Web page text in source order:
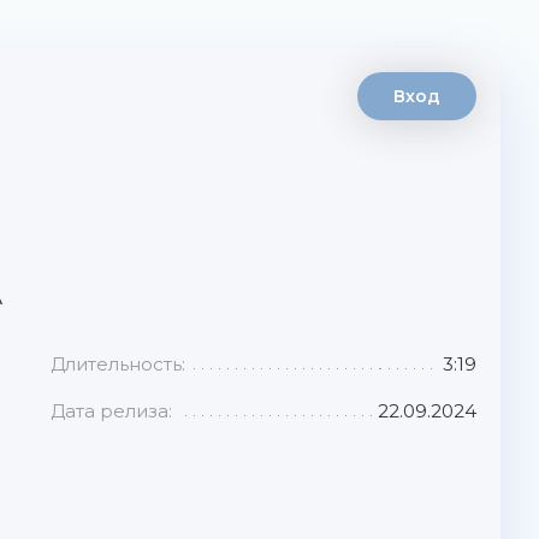
Вход
Длительность: 3:19
Дата релиза: 22.09.2024